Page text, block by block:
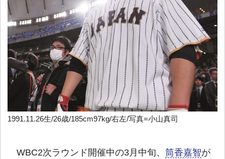
1991.11.26生/26歳/185cm97kg/右左/写真=小山真司
WBC2次ラウンド開催中の3月中旬、 筒香嘉智が